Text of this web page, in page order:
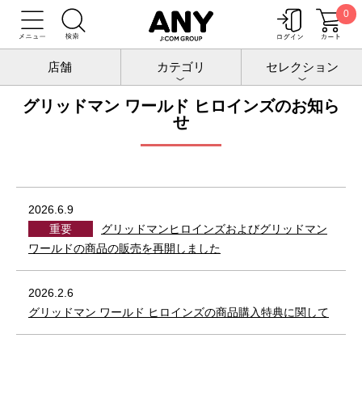
0
店舗 カテゴリ セレクション
トップ お知らせ グリッドマン ワールド ヒロインズ
グリッドマン ワールド ヒロインズのお知ら
せ
2026.6.9
重要
グリッドマンヒロインズおよびグリッドマン
ワールドの商品の販売を再開しました
2026.2.6
グリッドマン ワールド ヒロインズの商品購入特典に関して